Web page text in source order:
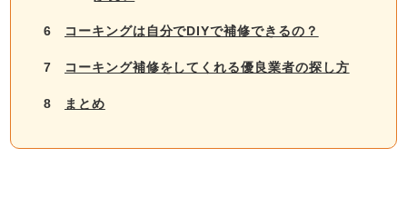
6 コーキングは自分でDIYで補修できるの？
7 コーキング補修をしてくれる優良業者の探し方
8 まとめ